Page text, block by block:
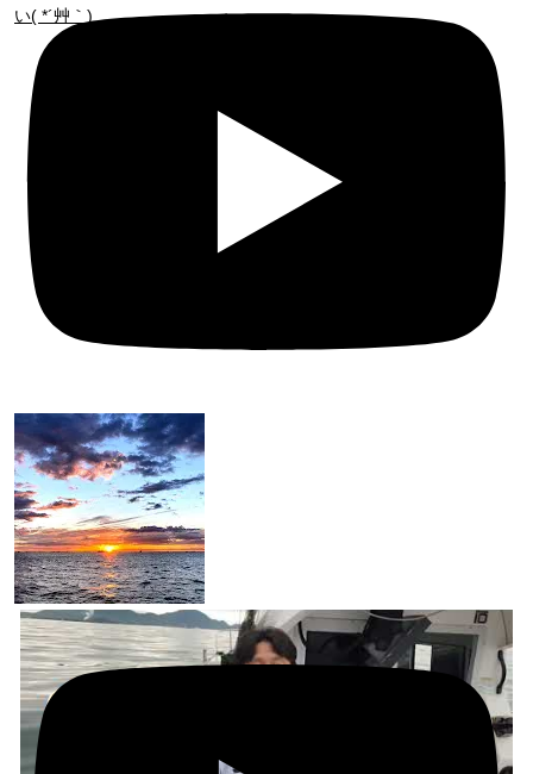
い( *´艸｀)